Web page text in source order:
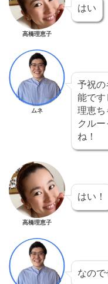
高橋理恵子
はい
ムネ
予祝
能です
理恵
クル
ね！
高橋理恵子
はい！
なので